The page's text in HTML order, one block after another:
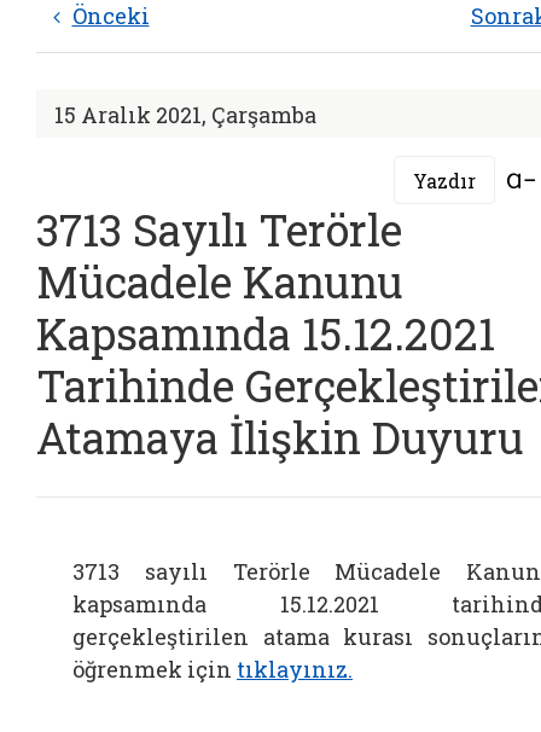
Önceki
15 Aralık 2021, Çarşamba
Yazdır
3713 Sayılı Terörle
Mücadele Kanunu
Kapsamında 15.12.2021
Tarihinde
Atamaya İlişkin Duyuru
3713 sayılı Terörle Mücadele
kapsamında 15.12.2021
gerçekleştirilen atama kurası
öğrenmek için tıklayınız.